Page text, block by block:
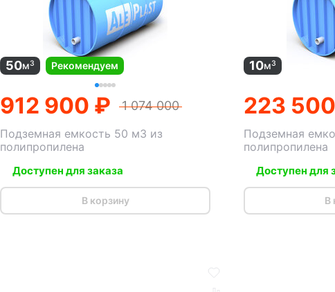
Подземная емкость 50 м3 из
полипропилена
50м3 Рекомендуем
Доступен для заказа
912 900 ₽ 1 074 000
В корзину
Подземная
полипропилена
10м3
Доступен для
223
В